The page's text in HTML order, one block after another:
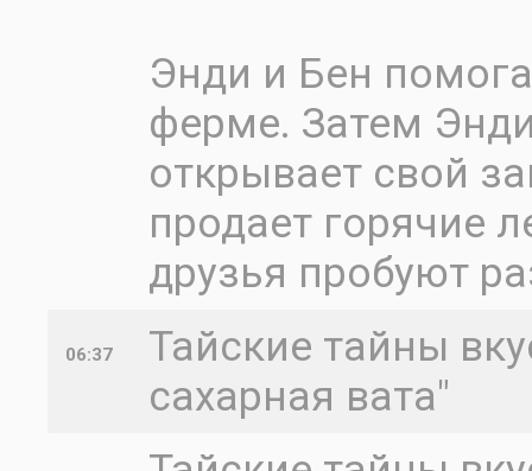
Энди и Бен
ферме. Затем
открывает свой
продает горячие
друзья пробуют
06:37
Тайские тайны
сахарная вата"